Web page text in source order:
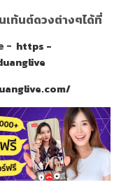
เท้นต์ดวงต่างๆได้ที่
- https -